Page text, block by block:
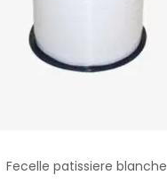
Fecelle patissiere blanche